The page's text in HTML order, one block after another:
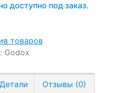
доступно под заказ.
товаров
Godox
Детали Отзывы (0)